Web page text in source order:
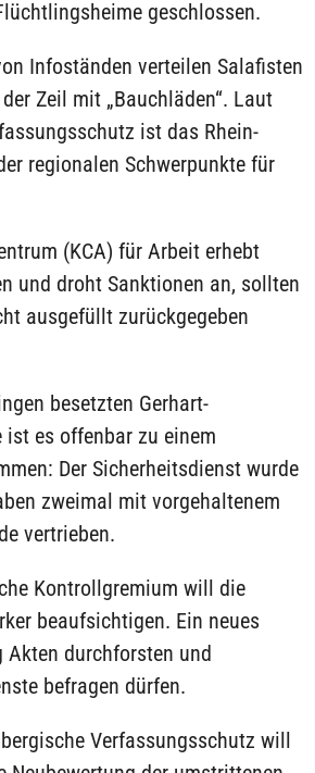
geschlossen.
Infoständen verteilen Salafisten
Zeil mit „Bauchläden“. Laut
ist das Rhein-
regionalen Schwerpunkte für
(KCA) für Arbeit erhebt
und droht Sanktionen an, sollten
ausgefüllt zurückgegeben
besetzten Gerhart-
ist es offenbar zu einem
Der Sicherheitsdienst wurde
zweimal mit vorgehaltenem
vertrieben.
Kontrollgremium will die
beaufsichtigen. Ein neues
durchforsten und
befragen dürfen.
Verfassungsschutz will